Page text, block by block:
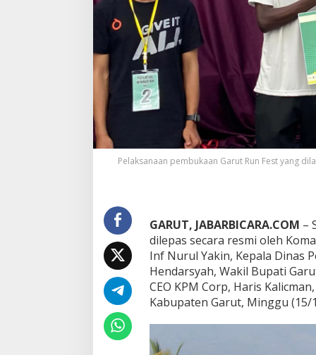
Pelaksanaan pembukaan Garut Run Fest yang
GARUT, JABARBICARA.COM –
dilepas secara resmi oleh
Inf Nurul Yakin, Kepala Dinas
Hendarsyah, Wakil Bupati
CEO KPM Corp, Haris
Kabupaten Garut, Minggu (15/